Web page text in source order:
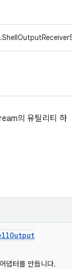
의 유틸리티 하
Output
댑터를 만듭니다.